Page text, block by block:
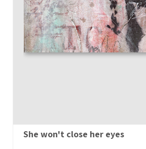
She won't close her eyes